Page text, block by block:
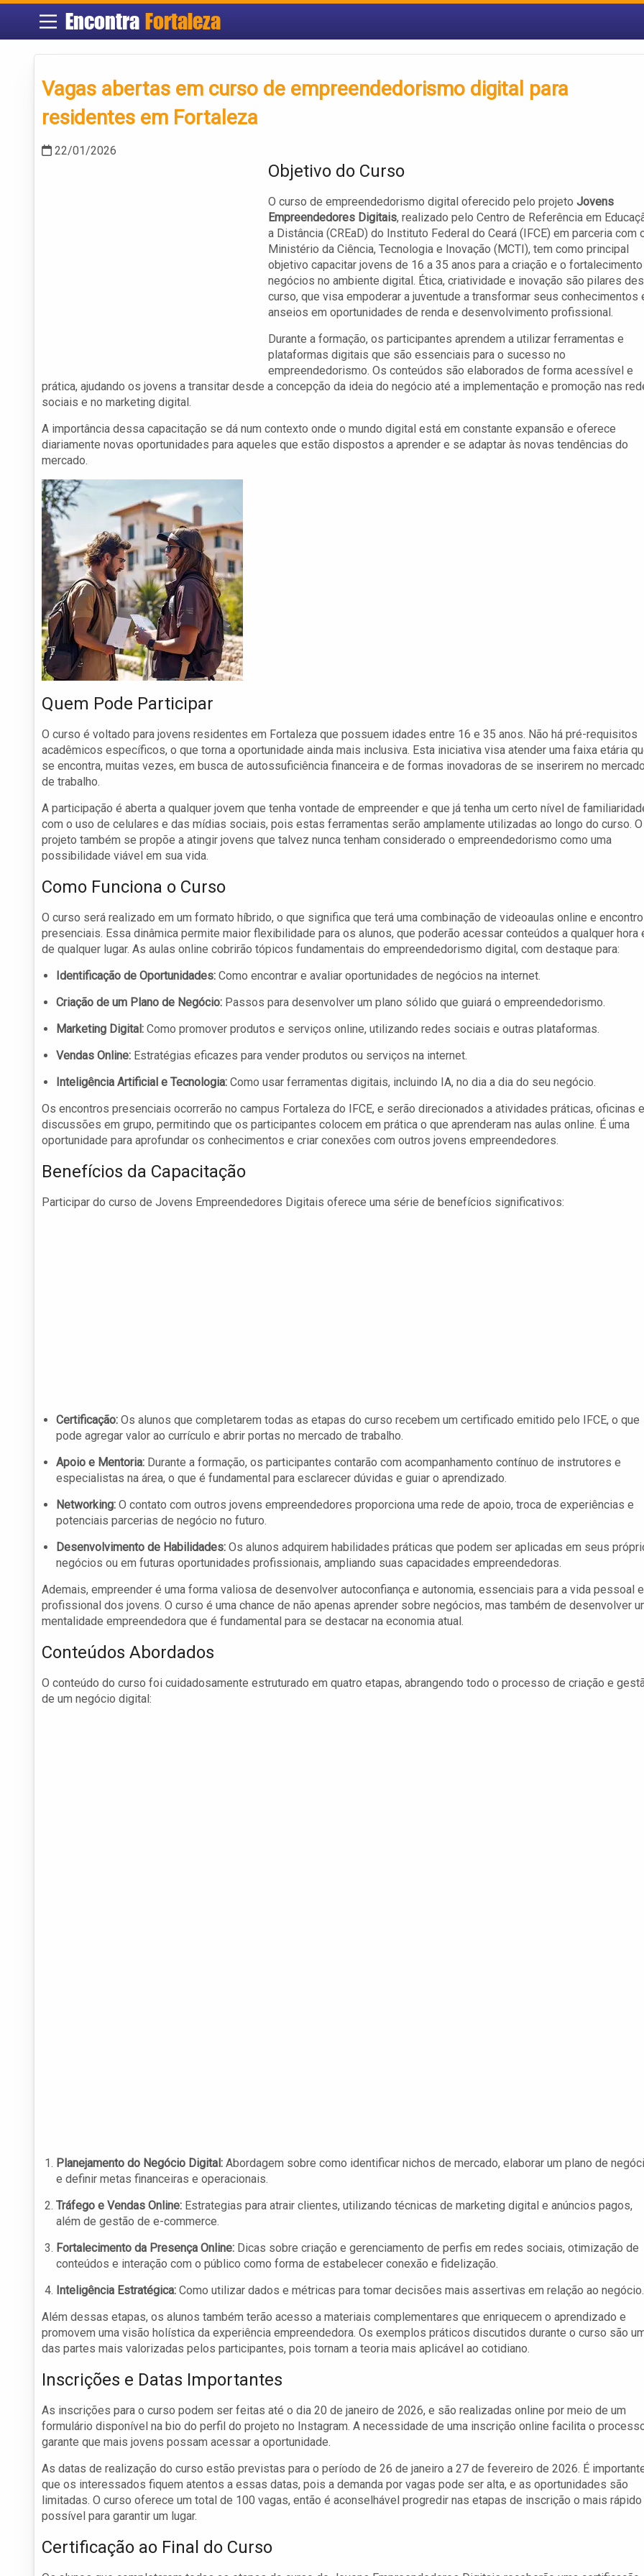
Encontra Fortaleza
Vagas abertas em curso de empreendedorismo digital para
residentes em Fortaleza
22/01/2026
Objetivo do Curso
O curso de empreendedorismo digital oferecido pelo projeto Jovens
Empreendedores Digitais, realizado pelo Centro de Referência em
a Distância (CREaD) do Instituto Federal do Ceará (IFCE) em parceria com
Ministério da Ciência, Tecnologia e Inovação (MCTI), tem como principal
objetivo capacitar jovens de 16 a 35 anos para a criação e o
negócios no ambiente digital. Ética, criatividade e inovação são pilares
curso, que visa empoderar a juventude a transformar seus conhecimentos
anseios em oportunidades de renda e desenvolvimento profissional.
Durante a formação, os participantes aprendem a utilizar ferramentas e
plataformas digitais que são essenciais para o sucesso no
empreendedorismo. Os conteúdos são elaborados de forma acessível e
prática, ajudando os jovens a transitar desde a concepção da ideia do negócio até a implementação e promoção nas
sociais e no marketing digital.
A importância dessa capacitação se dá num contexto onde o mundo digital está em constante expansão e oferece
diariamente novas oportunidades para aqueles que estão dispostos a aprender e se adaptar às novas tendências do
mercado.
Quem Pode Participar
O curso é voltado para jovens residentes em Fortaleza que possuem idades entre 16 e 35 anos. Não há pré-requisitos
acadêmicos específicos, o que torna a oportunidade ainda mais inclusiva. Esta iniciativa visa atender uma faixa etária
se encontra, muitas vezes, em busca de autossuficiência financeira e de formas inovadoras de se inserirem no
de trabalho.
A participação é aberta a qualquer jovem que tenha vontade de empreender e que já tenha um certo nível de
com o uso de celulares e das mídias sociais, pois estas ferramentas serão amplamente utilizadas ao longo do curso. O
projeto também se propõe a atingir jovens que talvez nunca tenham considerado o empreendedorismo como uma
possibilidade viável em sua vida.
Como Funciona o Curso
O curso será realizado em um formato híbrido, o que significa que terá uma combinação de videoaulas online e
presenciais. Essa dinâmica permite maior flexibilidade para os alunos, que poderão acessar conteúdos a qualquer hora
de qualquer lugar. As aulas online cobrirão tópicos fundamentais do empreendedorismo digital, com destaque para:
Identificação de Oportunidades: Como encontrar e avaliar oportunidades de negócios na internet.
Criação de um Plano de Negócio: Passos para desenvolver um plano sólido que guiará o empreendedorismo.
Marketing Digital: Como promover produtos e serviços online, utilizando redes sociais e outras plataformas.
Vendas Online: Estratégias eficazes para vender produtos ou serviços na internet.
Inteligência Artificial e Tecnologia: Como usar ferramentas digitais, incluindo IA, no dia a dia do seu negócio.
Os encontros presenciais ocorrerão no campus Fortaleza do IFCE, e serão direcionados a atividades práticas, oficinas e
discussões em grupo, permitindo que os participantes colocem em prática o que aprenderam nas aulas online. É uma
oportunidade para aprofundar os conhecimentos e criar conexões com outros jovens empreendedores.
Benefícios da Capacitação
Participar do curso de Jovens Empreendedores Digitais oferece uma série de benefícios significativos:
Certificação: Os alunos que completarem todas as etapas do curso recebem um certificado emitido pelo IFCE, o que
pode agregar valor ao currículo e abrir portas no mercado de trabalho.
Apoio e Mentoria: Durante a formação, os participantes contarão com acompanhamento contínuo de instrutores e
especialistas na área, o que é fundamental para esclarecer dúvidas e guiar o aprendizado.
Networking: O contato com outros jovens empreendedores proporciona uma rede de apoio, troca de experiências e
potenciais parcerias de negócio no futuro.
Desenvolvimento de Habilidades: Os alunos adquirem habilidades práticas que podem ser aplicadas em seus
negócios ou em futuras oportunidades profissionais, ampliando suas capacidades empreendedoras.
Ademais, empreender é uma forma valiosa de desenvolver autoconfiança e autonomia, essenciais para a vida pessoal e
profissional dos jovens. O curso é uma chance de não apenas aprender sobre negócios, mas também de desenvolver
mentalidade empreendedora que é fundamental para se destacar na economia atual.
Conteúdos Abordados
O conteúdo do curso foi cuidadosamente estruturado em quatro etapas, abrangendo todo o processo de criação e
de um negócio digital:
Planejamento do Negócio Digital: Abordagem sobre como identificar nichos de mercado, elaborar um plano de
e definir metas financeiras e operacionais.
Tráfego e Vendas Online: Estrategias para atrair clientes, utilizando técnicas de marketing digital e anúncios pagos,
além de gestão de e-commerce.
Fortalecimento da Presença Online: Dicas sobre criação e gerenciamento de perfis em redes sociais, otimização de
conteúdos e interação com o público como forma de estabelecer conexão e fidelização.
Inteligência Estratégica: Como utilizar dados e métricas para tomar decisões mais assertivas em relação ao negócio.
Além dessas etapas, os alunos também terão acesso a materiais complementares que enriquecem o aprendizado e
promovem uma visão holística da experiência empreendedora. Os exemplos práticos discutidos durante o curso são
das partes mais valorizadas pelos participantes, pois tornam a teoria mais aplicável ao cotidiano.
Inscrições e Datas Importantes
As inscrições para o curso podem ser feitas até o dia 20 de janeiro de 2026, e são realizadas online por meio de um
formulário disponível na bio do perfil do projeto no Instagram. A necessidade de uma inscrição online facilita o
garante que mais jovens possam acessar a oportunidade.
As datas de realização do curso estão previstas para o período de 26 de janeiro a 27 de fevereiro de 2026. É
que os interessados fiquem atentos a essas datas, pois a demanda por vagas pode ser alta, e as oportunidades são
limitadas. O curso oferece um total de 100 vagas, então é aconselhável progredir nas etapas de inscrição o mais rápido
possível para garantir um lugar.
Certificação ao Final do Curso